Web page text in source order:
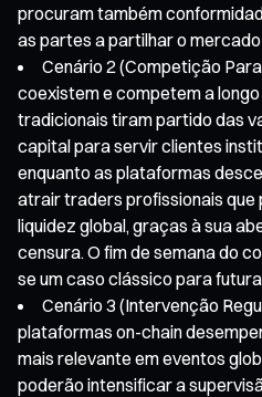
procuram também
as partes a partilhar o
Cenário 2 (Competição
coexistem e competem a
tradicionais tiram partido das
capital para servir clientes
enquanto as plataformas
atrair traders profissionais que
liquidez global, graças à sua
censura. O fim de semana do
se um caso clássico para
Cenário 3 (Intervenção
plataformas on-chain
mais relevante em eventos
poderão intensificar a